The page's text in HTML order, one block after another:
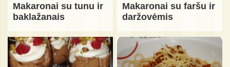
Makaronai su tunu ir
baklažanais
Makaronai su faršu ir
daržovėmis